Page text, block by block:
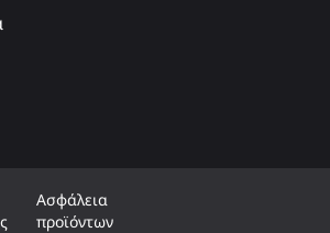
Ασφάλεια
προϊόντων